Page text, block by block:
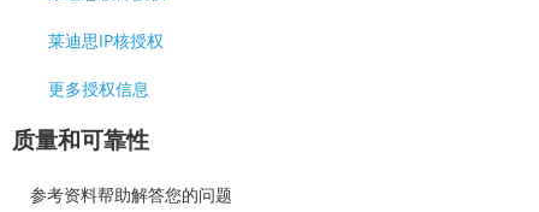
莱迪思IP核授权
更多授权信息
质量和可靠性
参考资料帮助解答您的问题